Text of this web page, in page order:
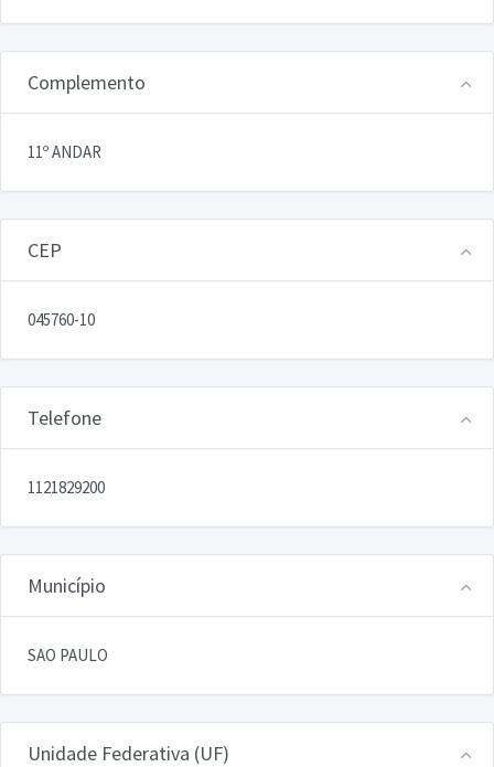
Complemento
11º ANDAR
CEP
045760-10
Telefone
1121829200
Município
SAO PAULO
Unidade Federativa (UF)